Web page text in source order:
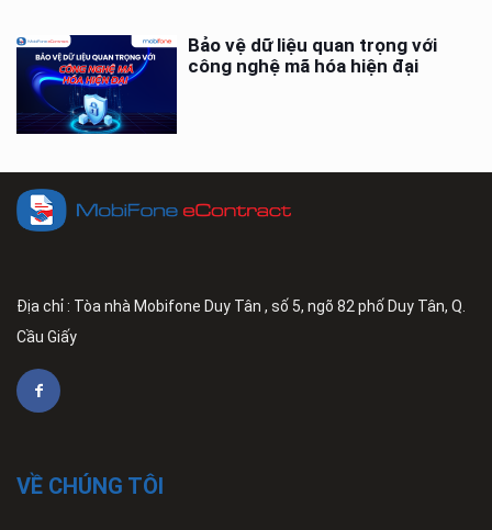
Bảo vệ dữ liệu quan trọng với
công nghệ mã hóa hiện đại
Địa chỉ : Tòa nhà Mobifone Duy Tân , số 5, ngõ 82 phố Duy Tân, Q.
Cầu Giấy
VỀ CHÚNG TÔI